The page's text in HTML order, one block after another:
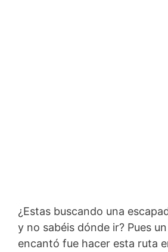
¿Estas buscando una
y no sabéis dónde ir? Pues
encantó fue hacer esta ruta